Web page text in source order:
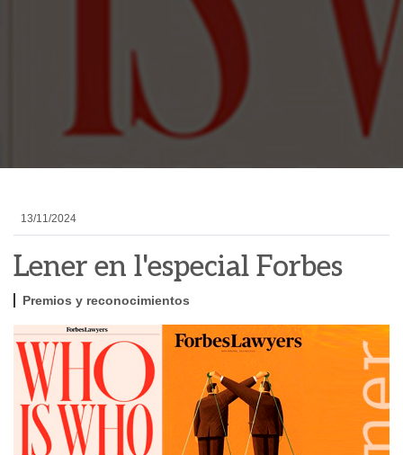
13/11/2024
Lener en l'especial Forbes
Premios y reconocimientos